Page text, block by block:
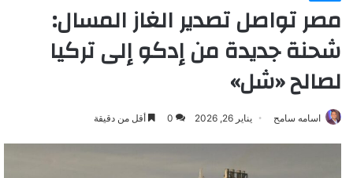
مصر تواصل تصدير الغاز المسال:
شحنة جديدة من إدكو إلى تركيا
لصالح «شل»
اسامه سامح يناير 26, 2026 0 أقل من دقيقة